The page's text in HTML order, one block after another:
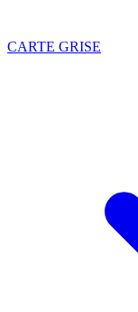
CARTE GRISE